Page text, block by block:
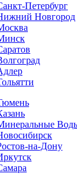
Петербург
Новгород
на-Дону